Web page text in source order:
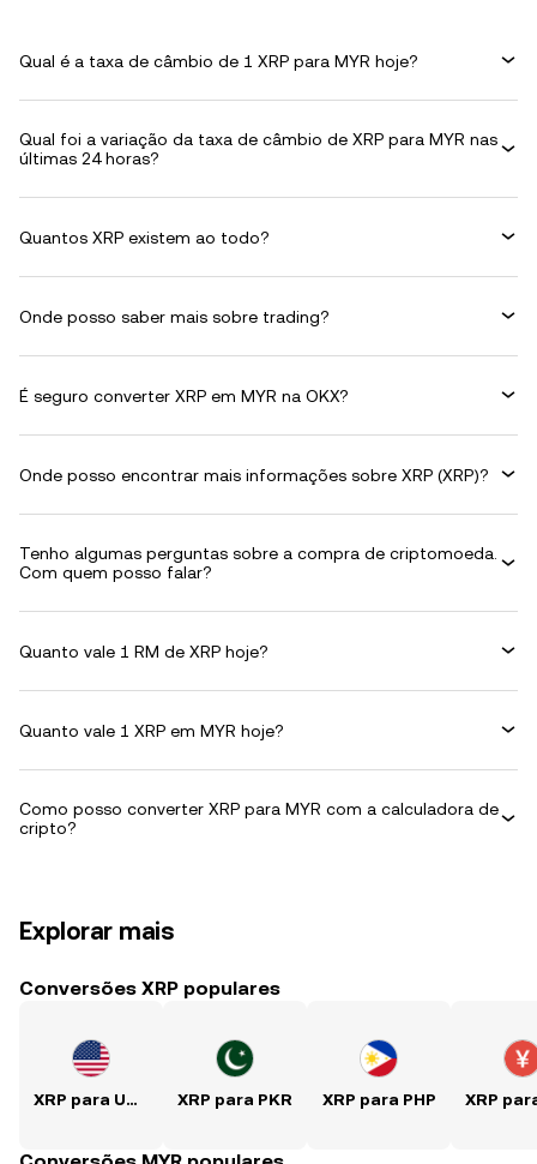
Qual é a taxa de câmbio de 1 XRP para MYR hoje?
Qual foi a variação da taxa de câmbio de XRP para MYR nas
últimas 24 horas?
Quantos XRP existem ao todo?
Onde posso saber mais sobre trading?
É seguro converter XRP em MYR na OKX?
Onde posso encontrar mais informações sobre XRP (XRP)?
Tenho algumas perguntas sobre a compra de criptomoeda.
Com quem posso falar?
Quanto vale 1 RM de XRP hoje?
Quanto vale 1 XRP em MYR hoje?
Como posso converter XRP para MYR com a calculadora de
cripto?
Explorar mais
Conversões XRP populares
XRP para USD XRP para PKR XRP para PHP